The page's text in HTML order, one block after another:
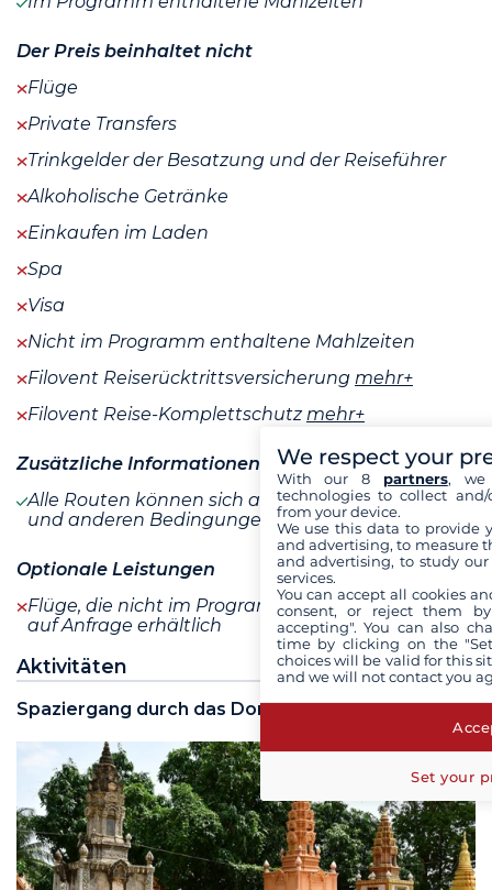
Der Preis beinhaltet nicht
Flüge
Private Transfers
Trinkgelder der Besatzung und der Reiseführer
Alkoholische Getränke
Einkaufen im Laden
Spa
Visa
Nicht im Programm enthaltene Mahlzeiten
Filovent Reiserücktrittsversicherung mehr+
Filovent Reise-Komplettschutz mehr+
Zusätzliche Informationen
Alle Routen können sich aufgrund von Wetter-
und anderen Bedingungen ändern
Optionale Leistungen
Flüge, die nicht im Programm enthalten sind, sind
auf Anfrage erhältlich
Aktivitäten
Spaziergang durch das Dorf Koh Chen
We respect your
With our 8 partners, we
technologies to collect
from your device.
We use this data to provide
and advertising, to measure
and advertising, to study
services.
You can accept all cookies
consent, or reject them
accepting". You can also
time by clicking on the
choices will be valid for this
and we will not contact you
Set your